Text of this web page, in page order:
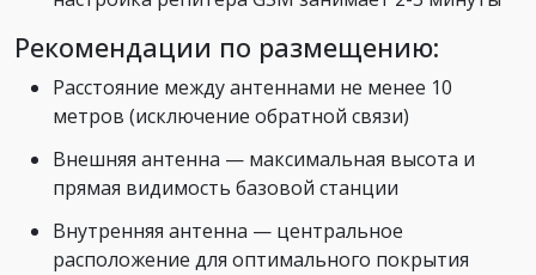
Рекомендации по размещению:
Расстояние между антеннами не менее 10
метров (исключение обратной связи)
Внешняя антенна — максимальная высота и
прямая видимость базовой станции
Внутренняя антенна — центральное
расположение для оптимального покрытия